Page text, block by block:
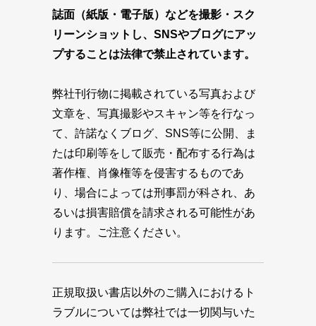
誌面（紙版・電子版）などを撮影・スク
リーンショットし、SNSやブログにアッ
プすることは法律で禁止されています。
弊社刊行物に掲載されている写真および
文章を、写真撮影やスキャン等を行なっ
て、許諾なくブログ、SNS等に公開、ま
たは印刷等をして販売・配布する行為は
著作権、肖像権等を侵害するものであ
り、場合によっては刑事罰が科され、あ
るいは損害賠償を請求される可能性があ
ります。ご注意ください。
正規取扱い書店以外のご購入におけるト
ラブルについては弊社では一切関与いた